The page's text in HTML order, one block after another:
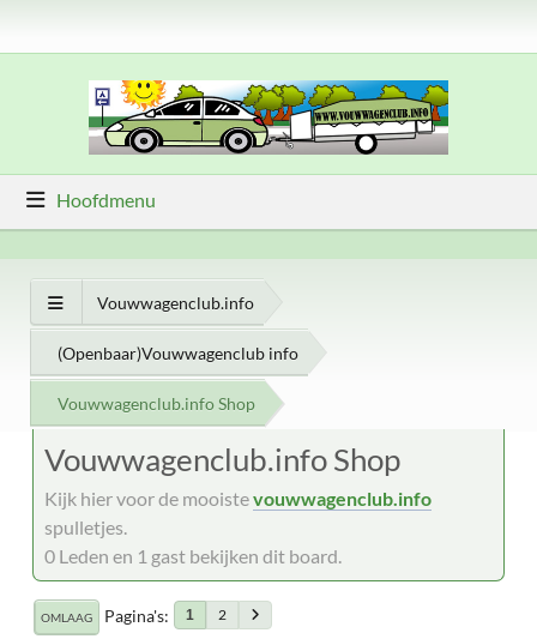
Hoofdmenu
Vouwwagenclub.info
(Openbaar)Vouwwagenclub info
Vouwwagenclub.info Shop
Vouwwagenclub.info Shop
Kijk hier voor de mooistevouwwagenclub.info
spulletjes.
0 Leden en 1 gast bekijken dit board.
OMLAAG Pagina's 1 2